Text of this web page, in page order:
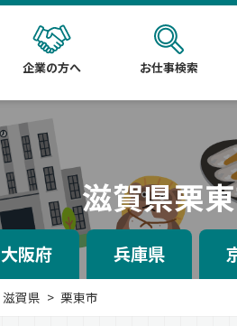
企業の方へ お仕事検索
滋賀県栗
大阪府 兵庫県
滋賀県 栗東市